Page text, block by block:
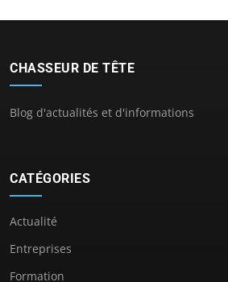
CHASSEUR DE TÊTE
Blog d'actualités et d'informations
CATÉGORIES
Actualité
Entreprises
Formation